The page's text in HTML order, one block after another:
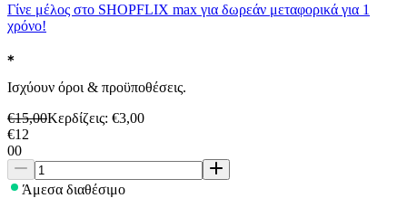
Γίνε μέλος στο SHOPFLIX max για δωρεάν μεταφορικά για 1
χρόνο!
Ισχύουν όροι & προϋποθέσεις.
€15,00Κερδίζεις: €3,00
€12
00
Άμεσα διαθέσιμο